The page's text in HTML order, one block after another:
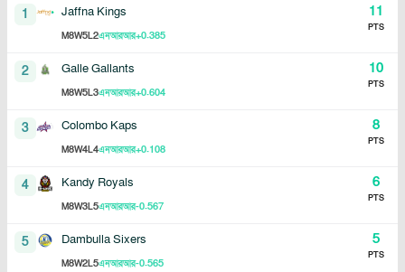
1 Jaffna Kings
M8W5L2এনআরআর+0.385
11
PTS
2 Galle Gallants
M8W5L3এনআরআর+0.604
10
PTS
3 Colombo Kaps
M8W4L4এনআরআর+0.108
8
PTS
4 Kandy Royals
M8W3L5এনআরআর-0.567
6
PTS
5 Dambulla Sixers
M8W2L5এনআরআর-0.565
5
PTS